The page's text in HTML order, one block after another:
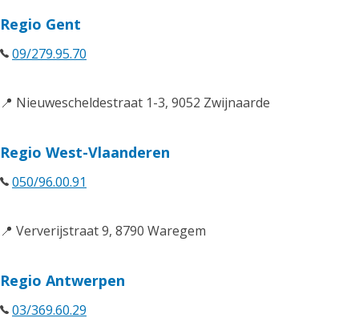
Regio Gent
09/279.95.70
📍 Nieuwescheldestraat 1-3, 9052 Zwijnaarde
Regio West-Vlaanderen
050/96.00.91
📍 Ververijstraat 9, 8790 Waregem
Regio Antwerpen
03/369.60.29